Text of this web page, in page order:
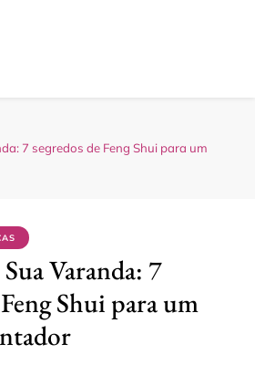
7 segredos de Feng Shui para um
Varanda: 7
Shui para um